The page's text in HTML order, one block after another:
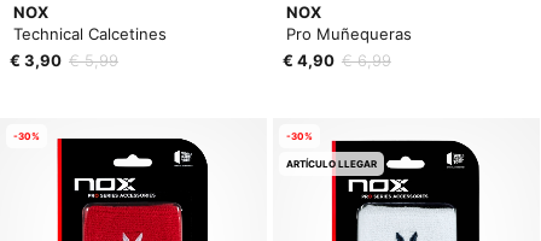
NOX
Technical Calcetines
€ 3,90 € 5,99
NOX
Pro Muñequeras
€ 4,90 € 6,99
-30% -30%
ARTÍCULO LLEGAR